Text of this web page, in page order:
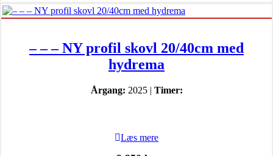
– – – NY profil skovl 20/40cm med
hydrema
Årgang: 2025 | Timer:
Læs mere